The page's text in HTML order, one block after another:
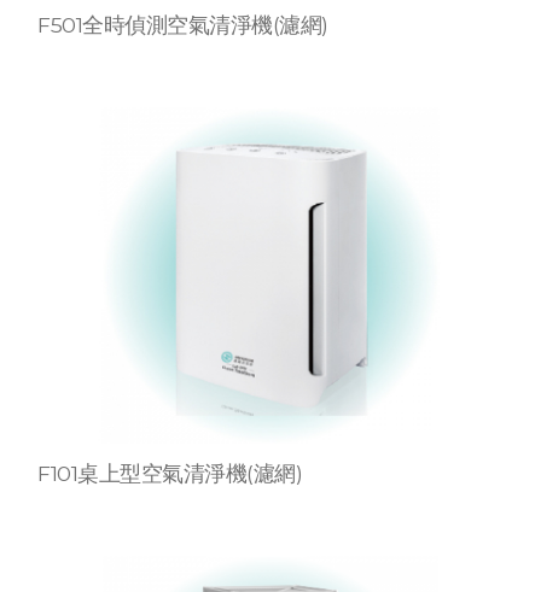
F501全時偵測空氣清淨機(濾網)
F101桌上型空氣清淨機(濾網)